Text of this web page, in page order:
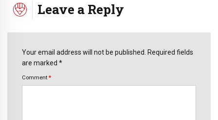
Leave a Reply
Your email address will not be published. Required fields
are marked *
Comment *